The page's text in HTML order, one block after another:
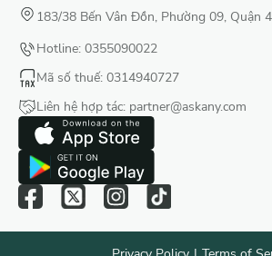
183/38 Bến Vân Đồn, Phường 09, Quận
Hotline: 0355090022
Mã số thuế: 0314940727
Liên hệ hợp tác: partner@askany.com